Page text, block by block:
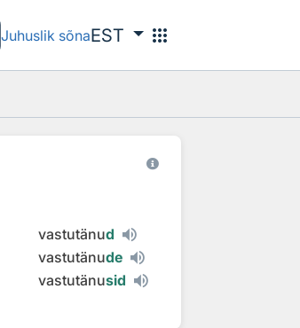
Juhuslik sõnaEST apps
vastutänud
vastutänude
vastutänusid